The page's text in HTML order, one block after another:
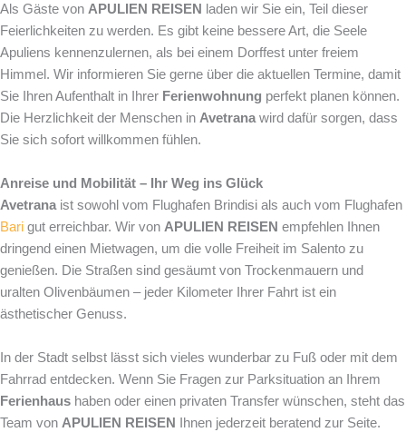
Als Gäste von APULIEN REISEN
laden wir Sie ein, Teil dieser
Feierlichkeiten zu werden. Es gibt keine bessere Art, die Seele
Apuliens kennenzulernen, als bei einem Dorffest unter freiem
Himmel. Wir informieren Sie gerne über die aktuellen Termine, damit
Sie Ihren Aufenthalt in Ihrer Ferienwohnung perfekt planen können.
Die Herzlichkeit der Menschen in Avetrana wird dafür sorgen, dass
Sie sich sofort willkommen fühlen.
Anreise und Mobilität – Ihr Weg ins Glück
Avetrana ist sowohl vom Flughafen Brindisi als auch vom Flughafen
Bari gut erreichbar. Wir von APULIEN REISEN empfehlen Ihnen
dringend einen Mietwagen, um die volle Freiheit im Salento zu
genießen. Die Straßen sind gesäumt von Trockenmauern und
uralten Olivenbäumen – jeder Kilometer Ihrer Fahrt ist ein
ästhetischer Genuss.
In der Stadt selbst lässt sich vieles wunderbar zu Fuß oder mit dem
Fahrrad entdecken. Wenn Sie Fragen zur Parksituation an Ihrem
Ferienhaus haben oder einen privaten Transfer wünschen, steht das
Team von APULIEN REISEN Ihnen jederzeit beratend zur Seite.